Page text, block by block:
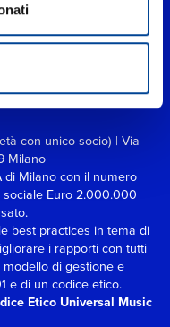
con unico socio) | Via
Milano
di Milano con il numero
sociale Euro 2.000.000
best practices in tema di
i rapporti con tutti
di gestione e
e di un codice etico.
Etico Universal Music